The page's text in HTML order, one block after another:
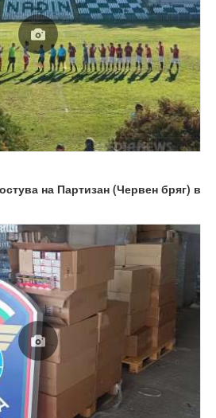
на Партизан (Червен бряг) в